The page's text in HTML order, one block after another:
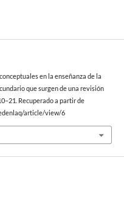
en la enseñanza de la
que surgen de una revisión
Recuperado a partir de
article/view/6